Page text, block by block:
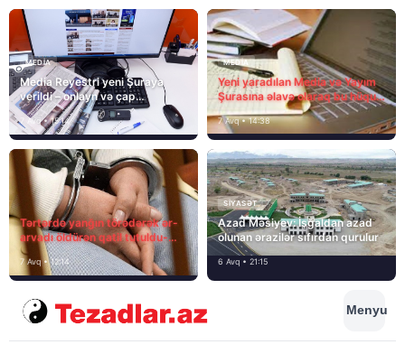
MEDİA
Media Reyestri yeni Şuraya
verildi – onlayn və çap
mediasını nə gözləyir?
7 Avq • 15:14
MEDİA
Yeni yaradılan Media və Yayım
Şurasına əlavə olaraq bu hüquq
və vəzifələr də verilib
7 Avq • 14:38
Tərtərdə yanğın törədərək ər-
arvadı öldürən qatil tutuldu-
SON DƏQİQƏ
7 Avq • 12:14
SIYASƏT
Azad Məsiyev: İşğaldan azad
olunan ərazilər sıfırdan qurulur
6 Avq • 21:15
Menyu